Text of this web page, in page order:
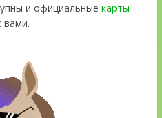
и официальные карты
вами.